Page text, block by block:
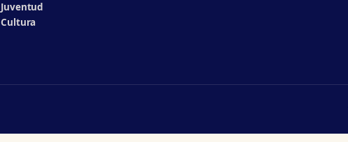
Juventud
Cultura